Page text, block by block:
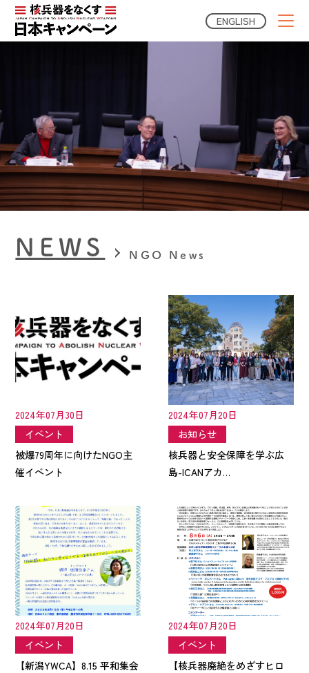
ENGLISH
NEWS NGO News
2024年07月30日
イベント
被爆79周年に向けたNGO主
催イベント
2024年07月20日
お知らせ
核兵器と安全保障を学ぶ広
島-ICANアカ…
2024年07月20日
イベント
【新潟YWCA】8.15 平和集会
2024年07月20日
イベント
【核兵器廃絶をめざすヒロ